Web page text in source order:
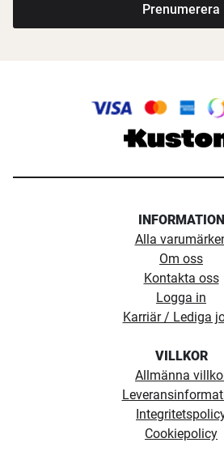
Prenumerera
INFORMATION
Alla
Om oss
Kontakta oss
Logga in
Karriär / Lediga
VILLKOR
Allmänna
Cookiepolicy